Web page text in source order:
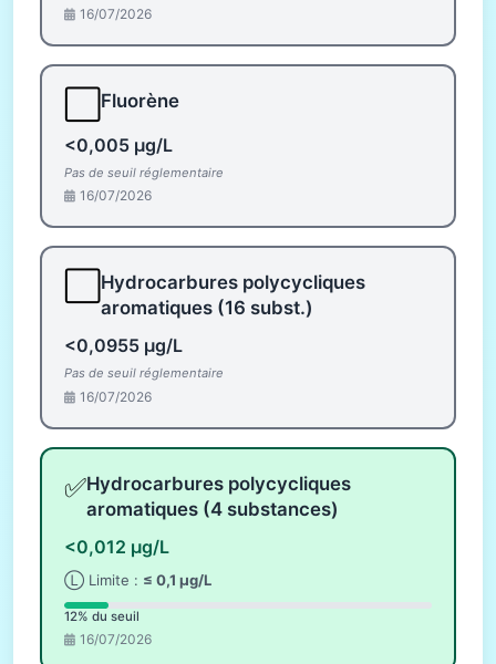
16/07/2026
Fluorène
<0,005 µg/L
Pas de seuil réglementaire
16/07/2026
Hydrocarbures polycycliques
aromatiques (16 subst.)
<0,0955 µg/L
Pas de seuil réglementaire
16/07/2026
✅Hydrocarbures polycycliques
aromatiques (4 substances)
<0,012 µg/L
Ⓛ Limite : ≤ 0,1 µg/L
12% du seuil
16/07/2026